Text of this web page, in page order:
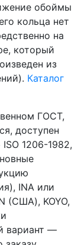
обоймы
кольца нет
на
который
из
Каталог
ГОСТ,
доступен
1206-1982,
INA или
(США), KOYO,
вариант —